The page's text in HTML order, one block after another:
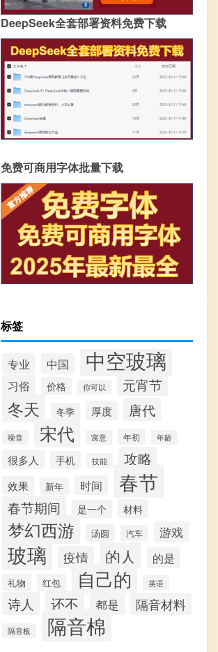
DeepSeek全套部署资料免费下载
免费可商用字体批量下载
标签
专业 中国 中空玻璃
习俗 价格 你可以 元宵节
冬天 冬季 厚度 唐代
噪音 宋代 寓意 年初 年龄
很多人 手机 技能 攻略
效果 新年 时间 春节
春节期间 是一个 材料
梦幻西游 汤圆 汽车 游戏
玻璃 疫情 的人 的是
礼物 红包 自己的 英语
诗人 还不 都是 隔音材料
隔音板 隔音棉